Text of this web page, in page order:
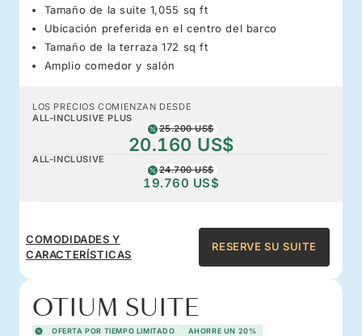
Tamaño de la suite 1,055 sq ft
Ubicación preferida en el centro del barco
Tamaño de la terraza 172 sq ft
Amplio comedor y salón
LOS PRECIOS COMIENZAN DESDE
ALL-INCLUSIVE PLUS
25.200 US$
20.160 US$
ALL-INCLUSIVE
24.700 US$
19.760 US$
COMODIDADES Y
CARACTERÍSTICAS
RESERVE SU SUITE
OTIUM SUITE
OFERTA POR TIEMPO LIMITADO AHORRE UN 20%